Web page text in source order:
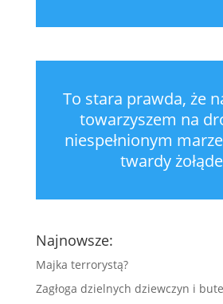
To stara prawda, że
towarzyszem na
niespełnionym
twardy
Najnowsze:
Majka terrorystą?
Zagłoga dzielnych dziewczyn i